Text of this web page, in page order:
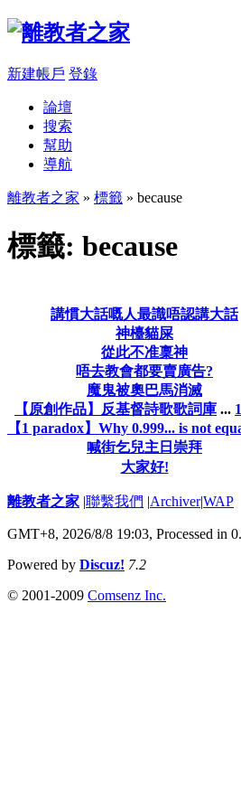
新建帳戶 登錄
論壇
搜索
幫助
導航
離教者之家 » 標籤 » because
標籤: because
講慣大話嘅人最識唔認講大話
神檯貓屎
從此不准稟神
唔去教會都要賣廣告?
魔鬼被奧巴馬消滅
【原創作品】反基督詩歌歌詞庫 ... 1
【1 paradox】Why 0.999... is not
喊街乞兒主日崇拜
大家好!
離教者之家 |聯繫我們 |Archiver|WAP
GMT+8, 2026/8/8 19:03, Processed in
Powered by Discuz! 7.2
© 2001-2009 Comsenz Inc.